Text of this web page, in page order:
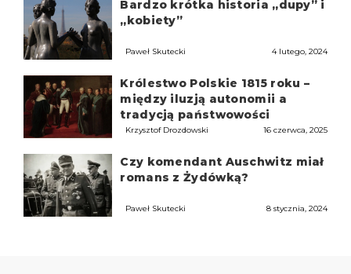
Bardzo krótka historia „dupy” i
„kobiety”
Paweł Skutecki 4 lutego, 2024
Królestwo Polskie 1815 roku –
między iluzją autonomii a
tradycją państwowości
Krzysztof Drozdowski 16 czerwca, 2025
Czy komendant Auschwitz miał
romans z Żydówką?
Paweł Skutecki 8 stycznia, 2024